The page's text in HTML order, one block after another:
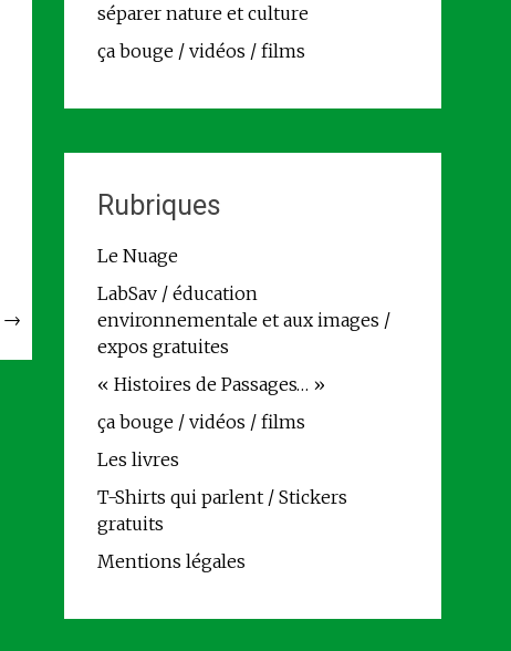
→
séparer nature et culture
ça bouge / vidéos / films
Rubriques
Le Nuage
LabSav / éducation
environnementale et aux images /
expos gratuites
« Histoires de Passages… »
ça bouge / vidéos / films
Les livres
T-Shirts qui parlent / Stickers
gratuits
Mentions légales